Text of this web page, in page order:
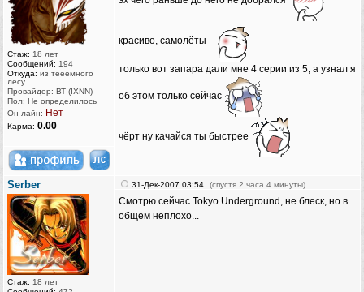
Стаж: 18 лет
Сообщений: 194
Откуда: из тёёёмного
лесу
Провайдер: ВТ (IXNN)
Пол: Не определилось
Он-лайн: Нет
Карма: 0.00
красиво, самолёты
только вот запара дали мне 4 серии из 5, а узнал я
об этом только сейчас
чёрт ну качайся ты быстрее
Serber
Стаж: 18 лет
31-Дек-2007 03:54 (спустя 2 часа 4 минуты)
Смотрю сейчас Tokyo Underground, не блеск, но в
общем неплохо...